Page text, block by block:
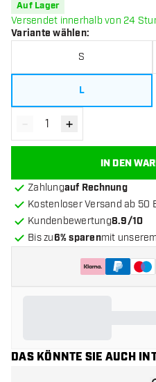
Auf Lager
Versendet innerhalb von 24
Variante wählen:
S
L
Menge verringern
- Menge erhöhen
+
IN DEN
Zahlungauf Rechnung
Kostenloser Versand ab 50
Kundenbewertung8.9/10
Bis zu6% sparenmit
DAS KÖNNTE SIE AUCH